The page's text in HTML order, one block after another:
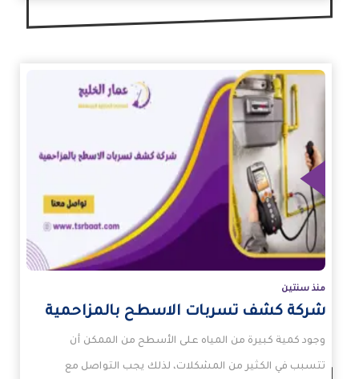
منذ سنتين
شركة كشف تسربات الاسطح بالمزاحمية
وجود كمية كبيرة من المياه على الأسطح من الممكن أن
تتسبب في الكثير من المشكلات، لذلك يجب التواصل مع